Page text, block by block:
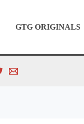
GTG ORIGINALS